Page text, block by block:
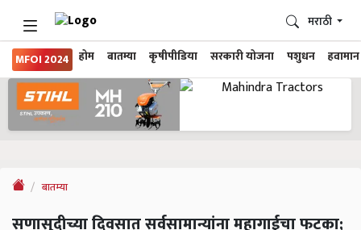
MFOI 2024 होम बातम्या कृषीपीडिया सरकारी योजना पशुधन हवामान
मराठी
बातम्या
सणासुदीच्या दिवसात सर्वसामान्यांना महागाईचा फटका;